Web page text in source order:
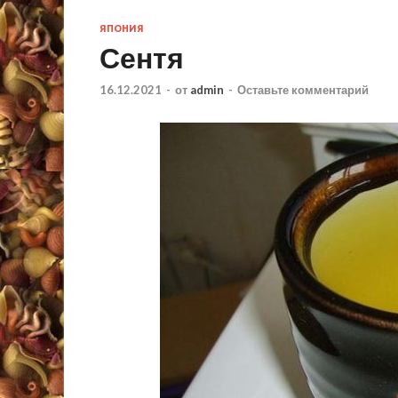
ЯПОНИЯ
Сентя
16.12.2021 - от admin - Оставьте комментарий